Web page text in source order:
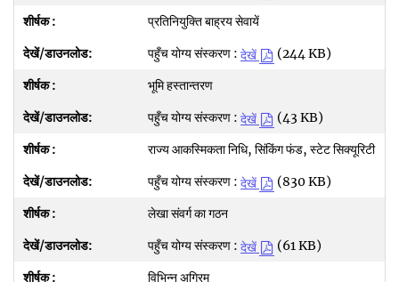
प्रतिनियुक्ति बाह्रय सेवायें
पहुँच योग्य संस्करण : देखें
(244 KB)
भूमि हस्‍तान्‍तरण
पहुँच योग्य संस्करण : देखें
(43 KB)
राज्‍य आकस्मिकता निधि, सिंकिंग फंड, स्‍टेट सिक्‍यूरिटी
पहुँच योग्य संस्करण : देखें
(830 KB)
लेखा संवर्ग का गठन
पहुँच योग्य संस्करण : देखें
(61 KB)
विभिन्‍न अग्रिम